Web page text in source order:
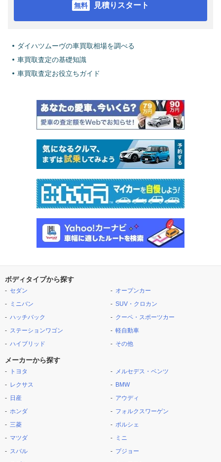
見積りスタート
ダイハツムーヴの車買取相場を調べる
車買取査定の基礎知識
車買取査定お役立ちガイド
ボディタイプから探す
セダン
ミニバン
ハッチバック
ステーションワゴン
ハイブリッド
オープンカー
SUV・クロカン
クーペ・スポーツカー
軽自動車
その他
メーカーから探す
トヨタ
レクサス
日産
ホンダ
三菱
マツダ
スバル
メルセデス・ベンツ
BMW
アウディ
フォルクスワーゲン
ポルシェ
ミニ
プジョー